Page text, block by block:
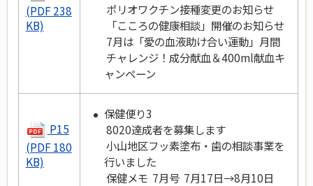
(PDF 238
KB)
ポリオワクチン接種変更のお知らせ
「こころの健康相談」開催のお知らせ
7月は「愛の血液助け合い運動」月間
チャレンジ！成分献血＆400ml献血キ
ャンペーン
P15
(PDF 180
KB)
保健便り3
8020達成者を募集します
小山地区フッ素塗布・歯の相談事業を
行いました
保健メモ 7月号 7月17日→8月10日